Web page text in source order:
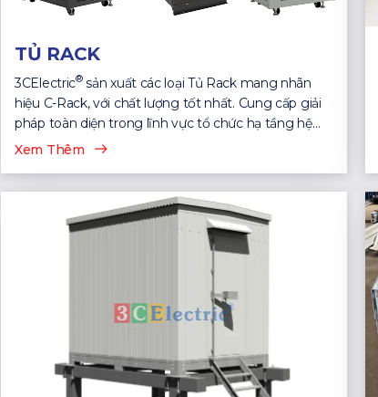
TỦ RACK
3CElectric®sản xuất các loại Tủ Rack mang nhãn
hiệu C-Rack, với chất lượng tốt nhất. Cung cấp giải
pháp toàn diện trong lĩnh vực tổ chức hạ tầng hệ
thống CNTT...
Xem Thêm